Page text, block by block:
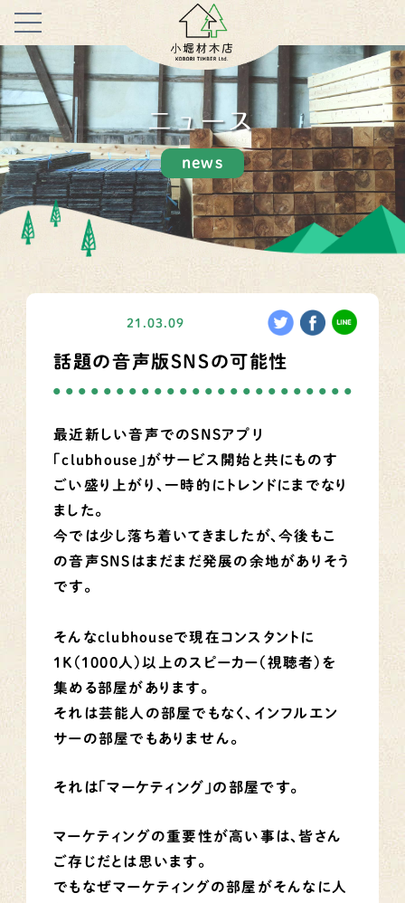
ニュース
news
21.03.09
話題の音声版SNSの可能性
最近新しい音声でのSNSアプリ
「clubhouse」がサービス開始と共にものす
ごい盛り上がり、一時的にトレンドにまでなり
ました。
今では少し落ち着いてきましたが、今後もこ
の音声SNSはまだまだ発展の余地がありそう
です。
そんなclubhouseで現在コンスタントに
1K（1000人）以上のスピーカー（視聴者）を
集める部屋があります。
それは芸能人の部屋でもなく、インフルエン
サーの部屋でもありません。
それは「マーケティング」の部屋です。
マーケティングの重要性が高い事は、皆さん
ご存じだとは思います。
でもなぜマーケティングの部屋がそんなに人